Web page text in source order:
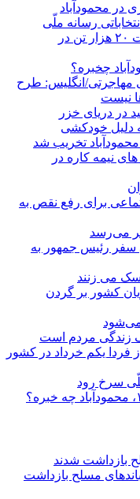
در محمودآباد
رسانه ملّی
فعالیت ۱۰ واحد سورتینگ با ظرفیت ۲۰ هزار تن در
چخبره؟
مهاجرتی/انگلیس: طرح
نیست
محمودآباد تخریب شد
نیمه کاره در
برای رفع نقص به
می‌رسد
سفر رئیس جمهور به
کشور بر گردن
می‌شود
زندگی مردم است
افراد بالای ٧٠ سال از فردا یکم خرداد در کشور
سرخ رود
و ۴ عضو باند‌های مسلح بازداشت